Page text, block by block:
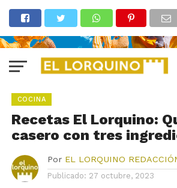
COCINA
Recetas El Lorquino:
casero con tres
Por EL LORQUINO
Publicado: 27 octubre, 2023